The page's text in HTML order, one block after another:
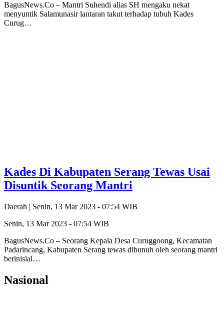
BagusNews.Co – Mantri Suhendi alias SH mengaku nekat
menyuntik Salamunasir lantaran takut terhadap tubuh Kades
Curug…
Kades Di Kabupaten Serang Tewas Usai
Disuntik Seorang Mantri
Daerah | Senin, 13 Mar 2023 - 07:54 WIB
Senin, 13 Mar 2023 - 07:54 WIB
BagusNews.Co – Seorang Kepala Desa Curuggoong, Kecamatan
Padarincang, Kabupaten Serang tewas dibunuh oleh seorang mantri
berinisial…
Nasional